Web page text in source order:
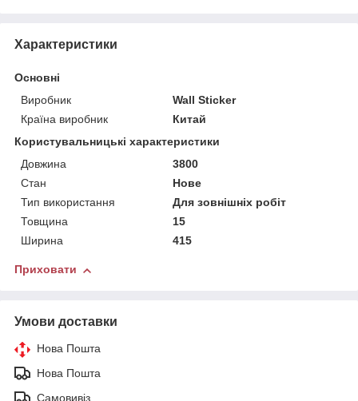
Характеристики
Основні
Виробник
Wall Sticker
Країна виробник
Китай
Користувальницькі характеристики
Довжина
3800
Стан
Нове
Тип використання
Для зовнішніх робіт
Товщина
15
Ширина
415
Приховати
Умови доставки
Нова Пошта
Нова Пошта
Самовивіз